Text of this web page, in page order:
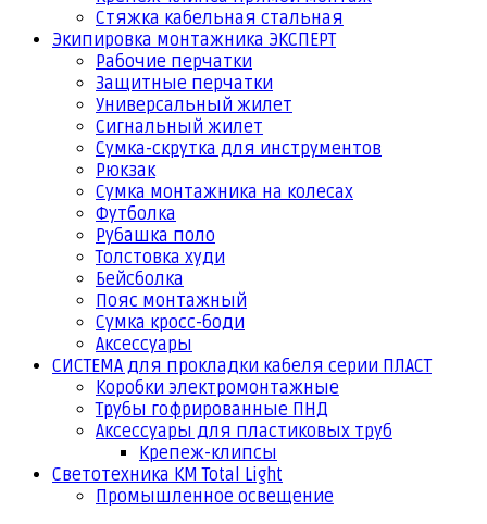
Стяжка кабельная стальная
Экипировка монтажника ЭКСПЕРТ
Рабочие перчатки
Защитные перчатки
Универсальный жилет
Сигнальный жилет
Сумка-скрутка для инструментов
Рюкзак
Сумка монтажника на колесах
Футболка
Рубашка поло
Толстовка худи
Бейсболка
Пояс монтажный
Сумка кросс-боди
Аксессуары
СИСТЕМА для прокладки кабеля серии ПЛАСТ
Коробки электромонтажные
Трубы гофрированные ПНД
Аксессуары для пластиковых труб
Крепеж-клипсы
Светотехника КМ Total Light
Промышленное освещение